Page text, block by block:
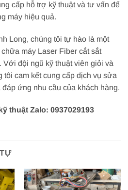
cấp hỗ trợ kỹ thuật và tư vấn để
máy hiệu quả.
Long, chúng tôi tự hào là một
máy Laser Fiber cắt sắt
Với đội ngũ kỹ thuật viên giỏi và
tôi cam kết cung cấp dịch vụ sửa
ứng nhu cầu của khách hàng.
thuật Zalo: 0937029193